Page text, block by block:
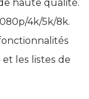
haute qualité.
4k/5k/8k.
les listes de